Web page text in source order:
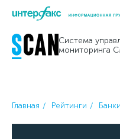
Skip
content
Система
мониторинга
Главная Рейтинги Банки